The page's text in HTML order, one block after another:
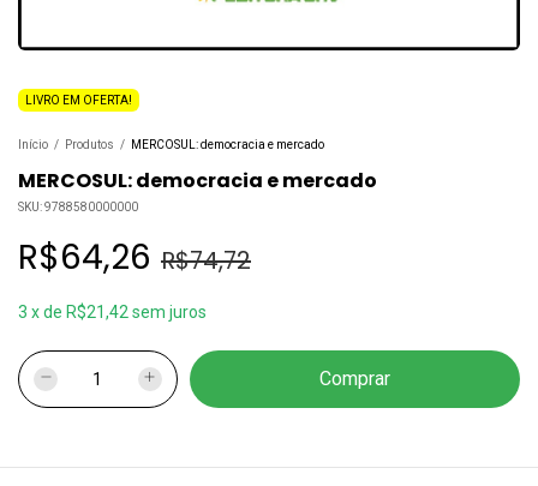
LIVRO EM OFERTA!
Início / Produtos / MERCOSUL: democracia e mercado
MERCOSUL: democracia e mercado
SKU:9788580000000
R$64,26 R$74,72
3 xde R$21,42 sem juros